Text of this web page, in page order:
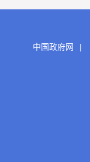
中国政府网 |